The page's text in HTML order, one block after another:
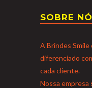
SOBRE
A Brindes
diferenciado
cada cliente.
Nossa empresa